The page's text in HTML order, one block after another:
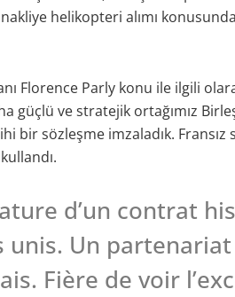
nakliye helikopteri alımı
Florence Parly konu ile ilgili
güçlü ve stratejik ortağımız
bir sözleşme imzaladık.
d’un contrat
unis. Un
Fière de voir